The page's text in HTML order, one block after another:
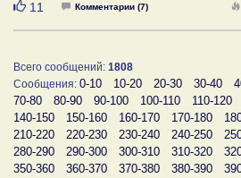
Нравится
11 Комментарии (7)
Всего сообщений: 1808
Сообщения: 0-10 10-20 20-30 30-40
70-80
80-90 90-100 100-110 110-120
140-150
150-160 160-170 170-180
210-220
220-230 230-240 240-250
280-290
290-300 300-310 310-320
350-360
360-370 370-380 380-390